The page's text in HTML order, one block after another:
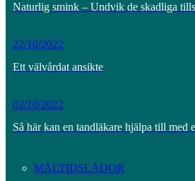
Naturlig smink – Undvik de skadliga
22/10/2022
Ett välvårdat ansikte
02/10/2022
Så här kan en tandläkare hjälpa till med
MÅLTIDSLÅDOR